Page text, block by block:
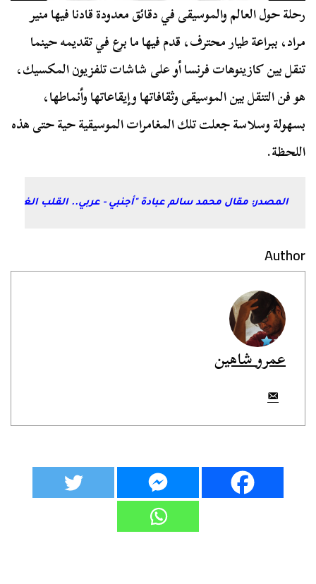
رحلة حول العالم والموسيقى في دقائق معدودة قادنا فيها منير
مراد، ببراعة طيار محترف، قدم فيها ما برع في تقديمه حينما
تنقل بين كازينوهات فرنسا أو على شاشات تلفزيون المكسيك،
هو فن التنقل بين الموسيقى وثقافاتها وإيقاعاتها وأنماطها،
بسهولة وسلاسة جعلت تلك المغامرات الموسيقية حية حتى هذه
اللحظة.
المصدر: مقال محمد سالم عبادة "أجنبي - عربي.. القلب الغاوي"
Author
عمرو شاهين